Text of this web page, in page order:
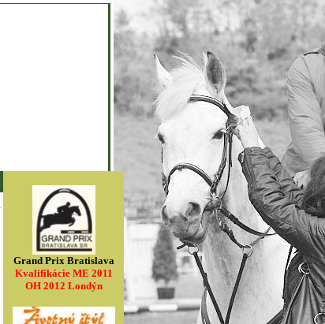
Grand Prix Bratislava
Kvalifikácie ME 2011
OH 2012 Londýn